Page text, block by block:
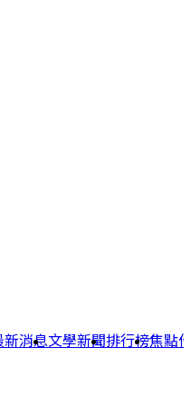
新消息文學新聞排行榜焦點